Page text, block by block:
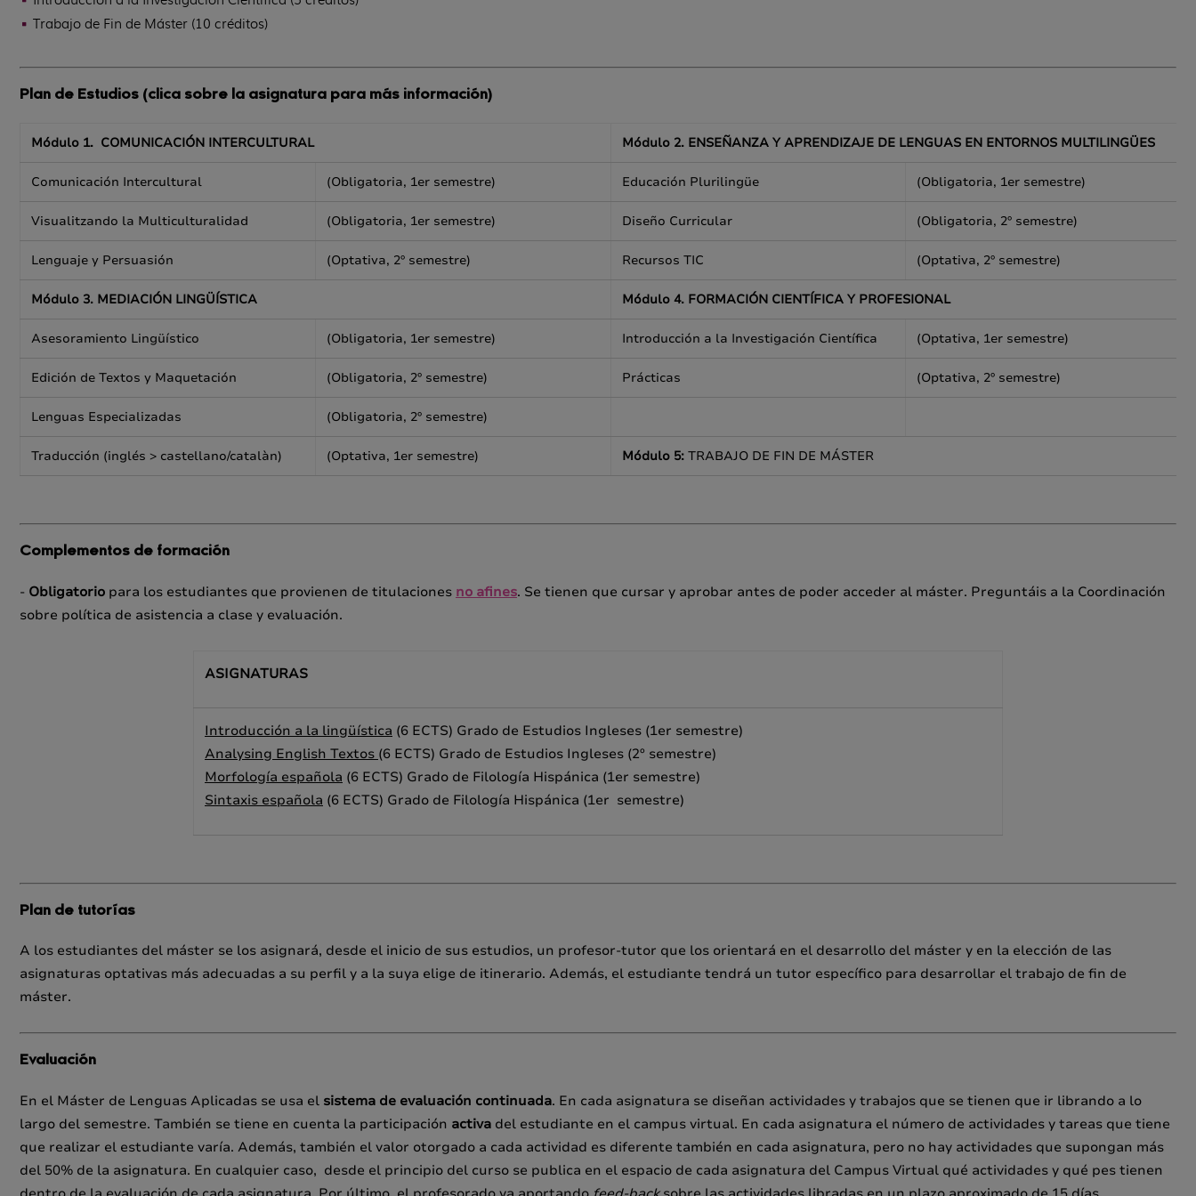
Trabajo de Fin de Máster (10 créditos)
Plan de Estudios (clica sobre la asignatura para más información)
Módulo 1. COMUNICACIÓN INTERCULTURAL Módulo 2. ENSEÑANZA Y APRENDIZAJE DE LENGUAS EN ENTORNOS MULTILINGÜES
Comunicación Intercultural (Obligatoria, 1er semestre) Educación Plurilingüe (Obligatoria, 1er semestre)
Visualitzando la Multiculturalidad (Obligatoria, 1er semestre) Diseño Curricular (Obligatoria, 2º semestre)
Lenguaje y Persuasión (Optativa, 2º semestre) Recursos TIC (Optativa, 2º semestre)
Módulo 3. MEDIACIÓN LINGÜÍSTICA Módulo 4. FORMACIÓN CIENTÍFICA Y PROFESIONAL
Asesoramiento Lingüístico (Obligatoria, 1er semestre) Introducción a la Investigación Científica (Optativa, 1er semestre)
Edición de Textos y Maquetación (Obligatoria, 2º semestre) Prácticas (Optativa, 2º semestre)
Lenguas Especializadas (Obligatoria, 2º semestre)
Traducción (inglés > castellano/catalàn) (Optativa, 1er semestre) Módulo 5: TRABAJO DE FIN DE MÁSTER
Complementos de formación
- Obligatorio para los estudiantes que provienen de titulaciones no afines. Se tienen que cursar y aprobar antes de poder acceder al máster. Preguntáis a la Coordinación
sobre política de asistencia a clase y evaluación.
ASIGNATURAS
Introducción a la lingüística (6 ECTS) Grado de Estudios Ingleses (1er semestre)
Analysing English Textos (6 ECTS) Grado de Estudios Ingleses (2º semestre)
Morfología española (6 ECTS) Grado de Filología Hispánica (1er semestre)
Sintaxis española (6 ECTS) Grado de Filología Hispánica (1er semestre)
Plan de tutorías
A los estudiantes del máster se los asignará, desde el inicio de sus estudios, un profesor-tutor que los orientará en el desarrollo del máster y en la elección de las
asignaturas optativas más adecuadas a su perfil y a la suya elige de itinerario. Además, el estudiante tendrá un tutor específico para desarrollar el trabajo de fin de
máster.
Evaluación
En el Máster de Lenguas Aplicadas se usa el sistema de evaluación continuada. En cada asignatura se diseñan actividades y trabajos que se tienen que ir librando a lo
largo del semestre. También se tiene en cuenta la participación activa del estudiante en el campus virtual. En cada asignatura el número de actividades y tareas que tiene
que realizar el estudiante varía. Además, también el valor otorgado a cada actividad es diferente también en cada asignatura, pero no hay actividades que supongan más
del 50% de la asignatura. En cualquier caso, desde el principio del curso se publica en el espacio de cada asignatura del Campus Virtual qué actividades y qué pes tienen